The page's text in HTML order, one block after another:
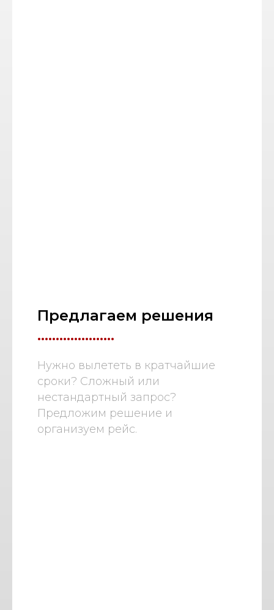
Предлагаем решения
.....................
Нужно вылететь в кратчайшие
сроки? Сложный или
нестандартный запрос?
Предложим решение и
организуем рейс.